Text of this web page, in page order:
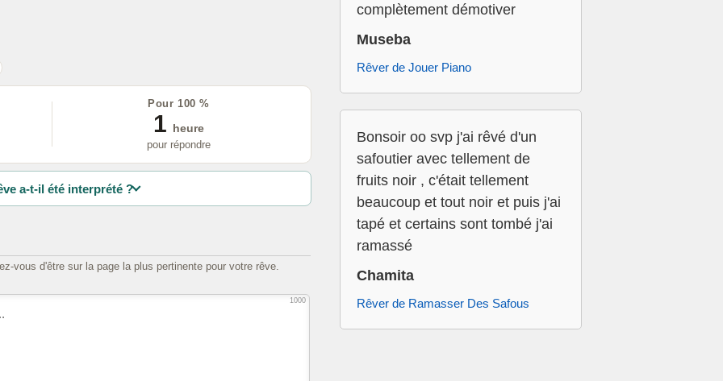
Pour 100 %
1
heure
pour répondre
a-t-il été interprété ?
vous d'être sur la page la plus pertinente pour votre rêve.
1000
complètement démotiver
Museba
Rêver de Jouer Piano
Bonsoir oo svp j'ai rêvé d'un
safoutier avec tellement de
fruits noir , c'était tellement
beaucoup et tout noir et puis j'ai
tapé et certains sont tombé j'ai
ramassé
Chamita
Rêver de Ramasser Des Safous